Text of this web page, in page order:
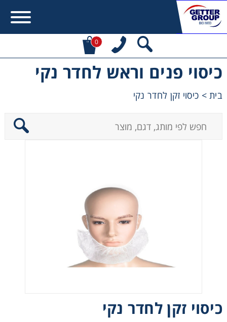
0
כיסוי פנים וראש לחדר נקי
בית> כיסוי זקן לחדר נקי
כיסוי זקן לחדר נקי
Error: Contact form not found.
Centrifuges
Microscopy